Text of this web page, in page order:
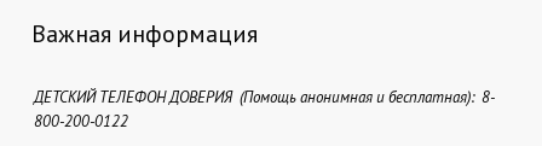
Важная информация
ДЕТСКИЙ ТЕЛЕФОН ДОВЕРИЯ (Помощь анонимная и бесплатная): 8-
800-200-0122